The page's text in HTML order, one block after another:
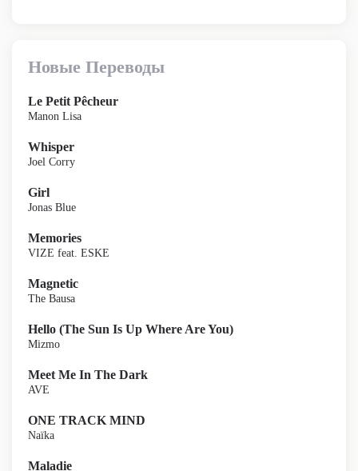
Новые Переводы
Le Petit Pêcheur
Manon Lisa
Whisper
Joel Corry
Girl
Jonas Blue
Memories
VIZE feat. ESKE
Magnetic
The Bausa
Hello (The Sun Is Up Where Are You)
Mizmo
Meet Me In The Dark
AVE
ONE TRACK MIND
Naïka
Maladie